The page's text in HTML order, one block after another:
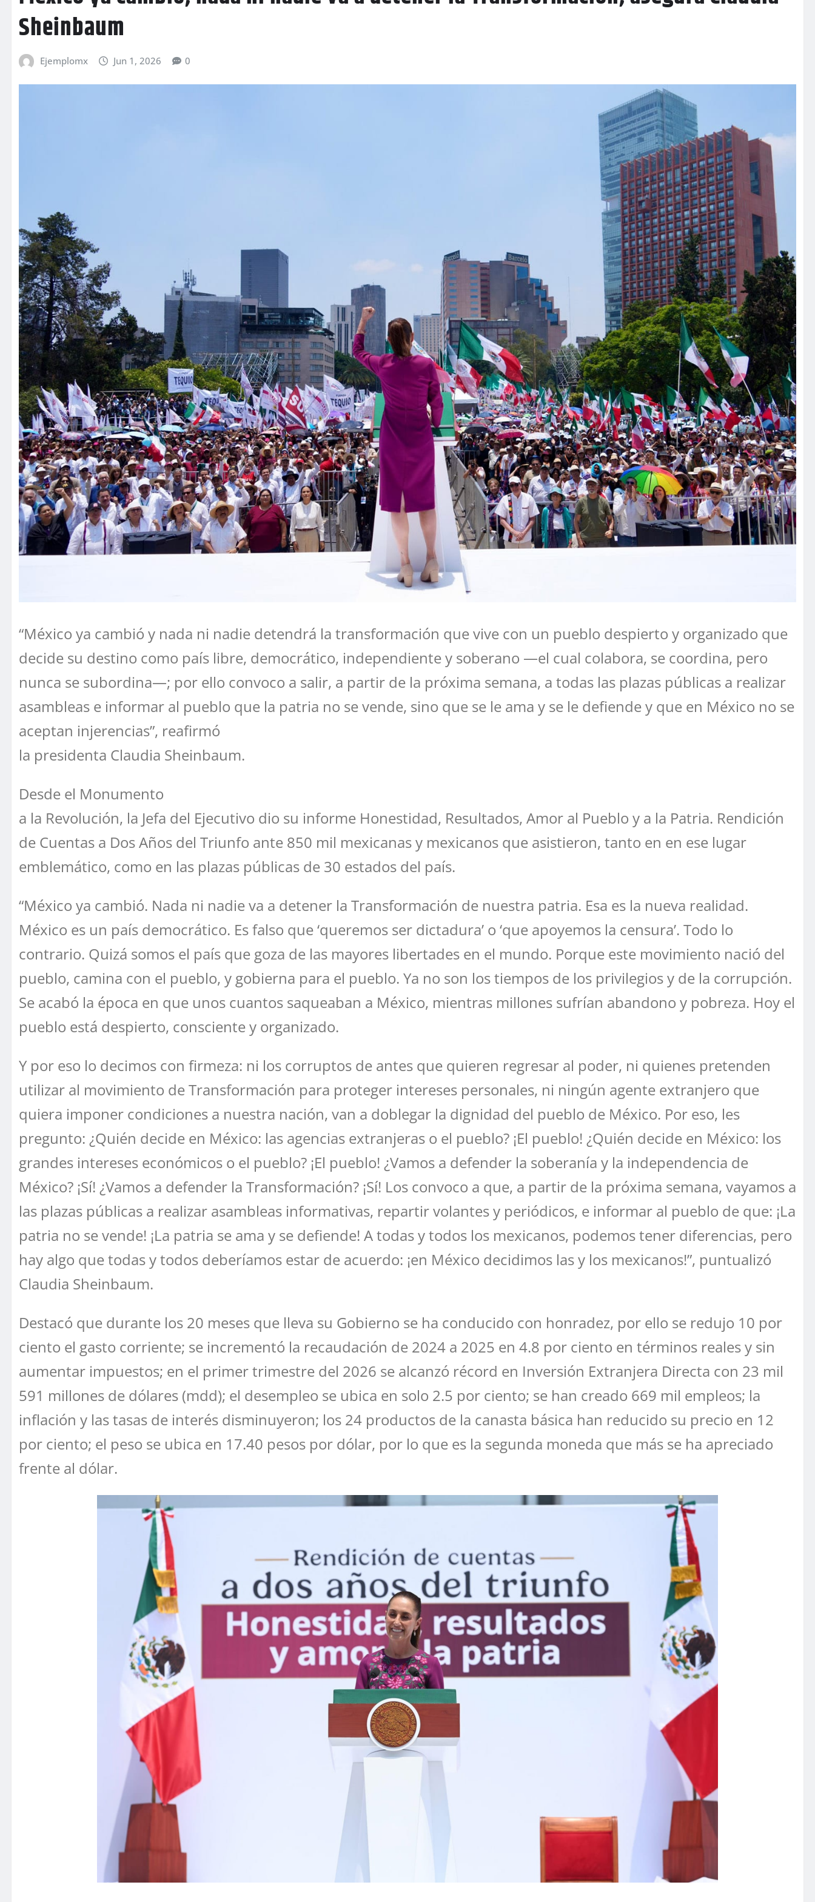
Sheinbaum
Ejemplomx Jun 1, 2026 0
“México ya cambió y nada ni nadie detendrá la transformación que vive con un pueblo despierto y organizado que
decide su destino como país libre, democrático, independiente y soberano —el cual colabora, se coordina, pero
nunca se subordina—; por ello convoco a salir, a partir de la próxima semana, a todas las plazas públicas a realizar
asambleas e informar al pueblo que la patria no se vende, sino que se le ama y se le defiende y que en México no se
aceptan injerencias”, reafirmó
la presidenta Claudia Sheinbaum.
Desde el Monumento
a la Revolución, la Jefa del Ejecutivo dio su informe Honestidad, Resultados, Amor al Pueblo y a la Patria. Rendición
de Cuentas a Dos Años del Triunfo ante 850 mil mexicanas y mexicanos que asistieron, tanto en en ese lugar
emblemático, como en las plazas públicas de 30 estados del país.
“México ya cambió. Nada ni nadie va a detener la Transformación de nuestra patria. Esa es la nueva realidad.
México es un país democrático. Es falso que ‘queremos ser dictadura’ o ‘que apoyemos la censura’. Todo lo
contrario. Quizá somos el país que goza de las mayores libertades en el mundo. Porque este movimiento nació del
pueblo, camina con el pueblo, y gobierna para el pueblo. Ya no son los tiempos de los privilegios y de la corrupción.
Se acabó la época en que unos cuantos saqueaban a México, mientras millones sufrían abandono y pobreza. Hoy el
pueblo está despierto, consciente y organizado.
Y por eso lo decimos con firmeza: ni los corruptos de antes que quieren regresar al poder, ni quienes pretenden
utilizar al movimiento de Transformación para proteger intereses personales, ni ningún agente extranjero que
quiera imponer condiciones a nuestra nación, van a doblegar la dignidad del pueblo de México. Por eso, les
pregunto: ¿Quién decide en México: las agencias extranjeras o el pueblo? ¡El pueblo! ¿Quién decide en México: los
grandes intereses económicos o el pueblo? ¡El pueblo! ¿Vamos a defender la soberanía y la independencia de
México? ¡Sí! ¿Vamos a defender la Transformación? ¡Sí! Los convoco a que, a partir de la próxima semana, vayamos a
las plazas públicas a realizar asambleas informativas, repartir volantes y periódicos, e informar al pueblo de que: ¡La
patria no se vende! ¡La patria se ama y se defiende! A todas y todos los mexicanos, podemos tener diferencias, pero
hay algo que todas y todos deberíamos estar de acuerdo: ¡en México decidimos las y los mexicanos!”, puntualizó
Claudia Sheinbaum.
Destacó que durante los 20 meses que lleva su Gobierno se ha conducido con honradez, por ello se redujo 10 por
ciento el gasto corriente; se incrementó la recaudación de 2024 a 2025 en 4.8 por ciento en términos reales y sin
aumentar impuestos; en el primer trimestre del 2026 se alcanzó récord en Inversión Extranjera Directa con 23 mil
591 millones de dólares (mdd); el desempleo se ubica en solo 2.5 por ciento; se han creado 669 mil empleos; la
inflación y las tasas de interés disminuyeron; los 24 productos de la canasta básica han reducido su precio en 12
por ciento; el peso se ubica en 17.40 pesos por dólar, por lo que es la segunda moneda que más se ha apreciado
frente al dólar.